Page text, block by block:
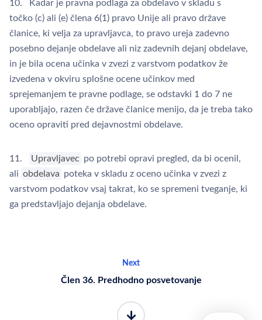
10. Kadar je pravna podlaga za obdelavo v skladu s
točko (c) ali (e) člena 6(1) pravo Unije ali pravo države
članice, ki velja za upravljavca, to pravo ureja zadevno
posebno dejanje obdelave ali niz zadevnih dejanj obdelave,
in je bila ocena učinka v zvezi z varstvom podatkov že
izvedena v okviru splošne ocene učinkov med
sprejemanjem te pravne podlage, se odstavki 1 do 7 ne
uporabljajo, razen če države članice menijo, da je treba tako
oceno opraviti pred dejavnostmi obdelave.
11. Upravljavec po potrebi opravi pregled, da bi ocenil,
ali obdelava poteka v skladu z oceno učinka v zvezi z
varstvom podatkov vsaj takrat, ko se spremeni tveganje, ki
ga predstavljajo dejanja obdelave.
Next
Člen 36. Predhodno posvetovanje